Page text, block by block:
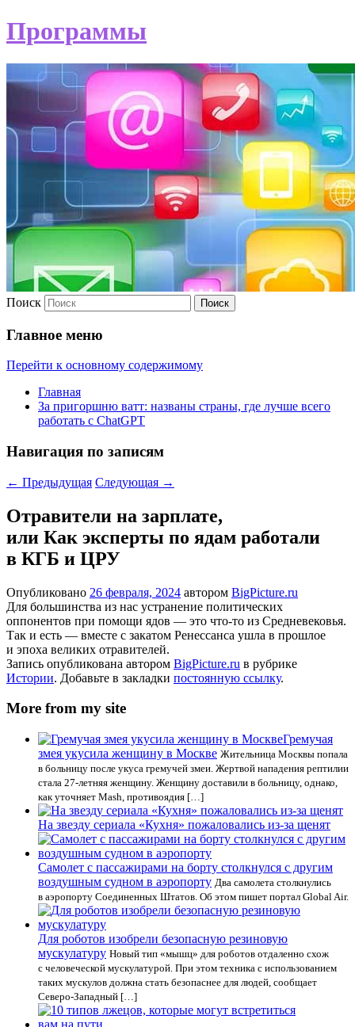
Программы
Поиск
Главное меню
Перейти к основному содержимому
Главная
За пригоршню ватт: названы страны, где лучше всего
работать с ChatGPT
Навигация по записям
← Предыдущая Следующая →
Отравители на зарплате,
или Как эксперты по ядам работали
в КГБ и ЦРУ
Опубликовано 26 февраля, 2024 автором BigPicture.ru
Для большинства из нас устранение политических
оппонентов при помощи ядов — это что-то из Средневековья.
Так и есть — вместе с закатом Ренессанса ушла в прошлое
и эпоха великих отравителей.
Запись опубликована автором BigPicture.ru в рубрике
Истории. Добавьте в закладки постоянную ссылку.
More from my site
Гремучая
змея укусила женщину в Москве Жительница Москвы попала
в больницу после укуса гремучей змеи. Жертвой нападения рептилии
стала 27-летняя женщину. Женщину доставили в больницу, однако,
как уточняет Mash, противоядия […]
На звезду сериала «Кухня» пожаловались из-за щенят
Самолет с пассажирами на борту столкнулся с другим
воздушным судном в аэропорту Два самолета столкнулись
в аэропорту Соединенных Штатов. Об этом пишет портал Global Air.
Для роботов изобрели безопасную резиновую
мускулатуру Новый тип «мышц» для роботов отдаленно схож
с человеческой мускулатурой. При этом техника с использованием
таких мускулов должна стать безопаснее для людей, сообщает
Северо-Западный […]